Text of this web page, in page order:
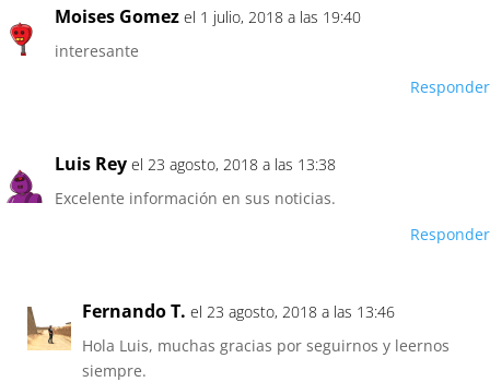
Moises Gomez el 1 julio, 2018 a las 19:40
interesante
Responder
Luis Rey el 23 agosto, 2018 a las 13:38
Excelente información en sus noticias.
Responder
Fernando T. el 23 agosto, 2018 a las 13:46
Hola Luis, muchas gracias por seguirnos y leernos
siempre.